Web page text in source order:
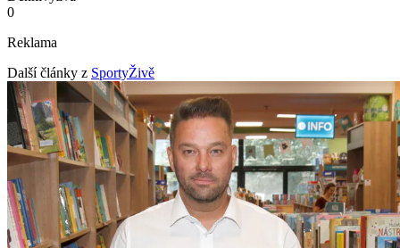
0
Reklama
Další články z SportyŽivě